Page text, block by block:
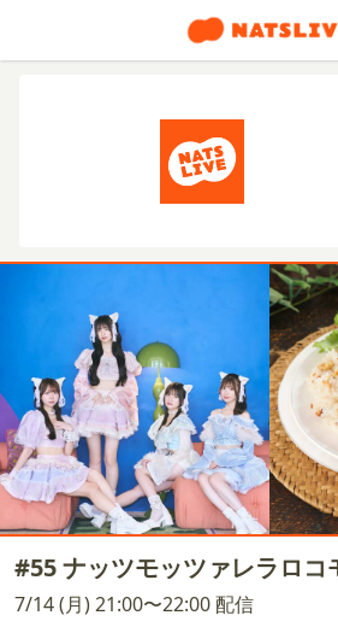
#55 ナッツモッツァレラロコ
7/14 (月) 21:00〜22:00 配信